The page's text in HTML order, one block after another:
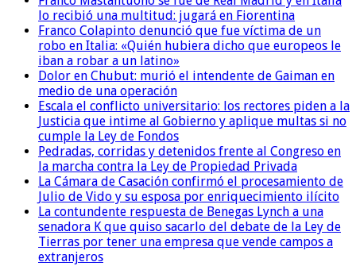
lo recibió una multitud: jugará en Fiorentina
Franco Colapinto denunció que fue víctima de un
robo en Italia: «Quién hubiera dicho que europeos le
iban a robar a un latino»
Dolor en Chubut: murió el intendente de Gaiman en
medio de una operación
Escala el conflicto universitario: los rectores piden a la
Justicia que intime al Gobierno y aplique multas si no
cumple la Ley de Fondos
Pedradas, corridas y detenidos frente al Congreso en
la marcha contra la Ley de Propiedad Privada
La Cámara de Casación confirmó el procesamiento de
Julio de Vido y su esposa por enriquecimiento ilícito
La contundente respuesta de Benegas Lynch a una
senadora K que quiso sacarlo del debate de la Ley de
Tierras por tener una empresa que vende campos a
extranjeros